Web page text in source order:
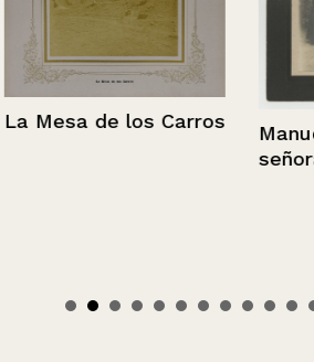
La Mesa de los Carros